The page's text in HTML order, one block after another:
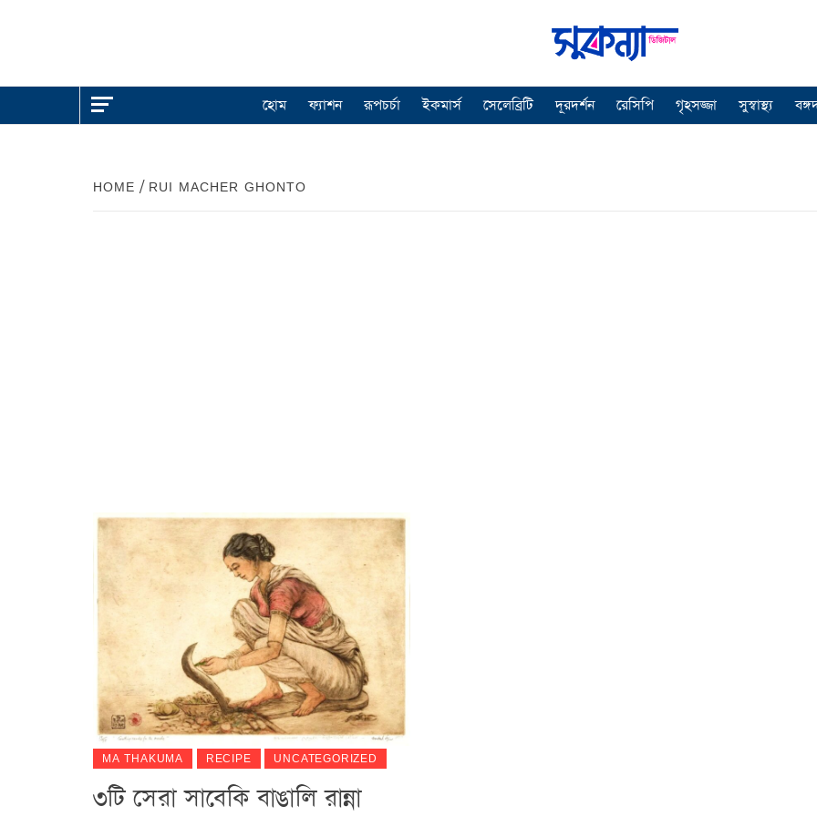
হোম ফ্যাশন রূপচর্চা ইকমার্স সেলেব্রিটি দূরদর্শন রেসিপি গৃহসজ্জা সুস্বাস্থ্য
HOME RUI MACHER GHONTO
MA THAKUMA RECIPE UNCATEGORIZED
৩টি সেরা সাবেকি বাঙালি রান্না